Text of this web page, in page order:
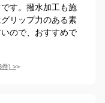
す。撥水加工も施
リップ力のある素
ので、おすすめで
件) >